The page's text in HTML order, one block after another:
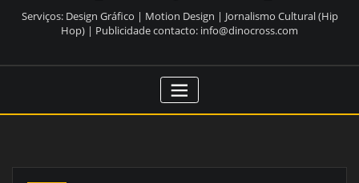
Serviços: Design Gráfico | Motion Design | Jornalismo Cultural (Hip
Hop) | Publicidade contacto: info@dinocross.com